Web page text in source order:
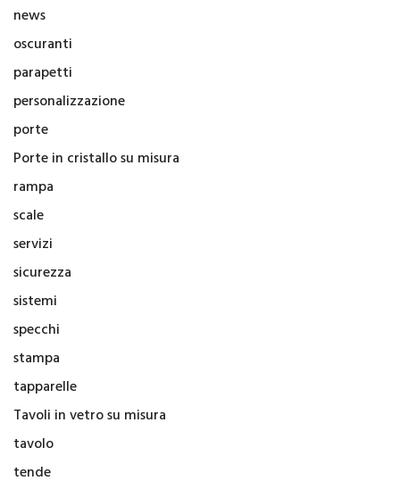
news
oscuranti
parapetti
personalizzazione
porte
Porte in cristallo su misura
rampa
scale
servizi
sicurezza
sistemi
specchi
stampa
tapparelle
Tavoli in vetro su misura
tavolo
tende